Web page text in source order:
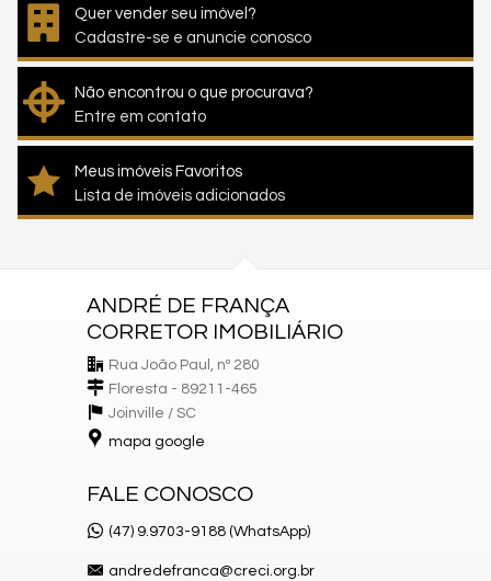
Quer vender seu imóvel?
Cadastre-se e anuncie conosco
Não encontrou o que procurava?
Entre em contato
Meus imóveis Favoritos
Lista de imóveis adicionados
ANDRÉ DE FRANÇA
CORRETOR IMOBILIÁRIO
Rua João Paul, nº 280
Floresta - 89211-465
Joinville / SC
mapa google
FALE CONOSCO
(47) 9.9703-9188 (WhatsApp)
andredefranca@creci.org.br